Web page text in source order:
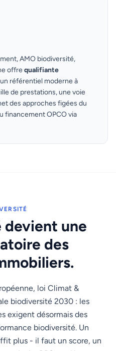
AMO biodiversité,
offrequalifiante
référentiel moderne à
de prestations, une voie
des approches figées du
financement OPCO via
devient une
des
loi Climat &
biodiversité 2030 : les
exigent désormais des
biodiversité. Un
plus - il faut un score, un